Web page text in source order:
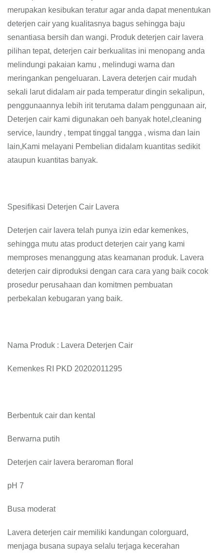
merupakan kesibukan teratur agar anda dapat menentukan
deterjen cair yang kualitasnya bagus sehingga baju
senantiasa bersih dan wangi. Produk deterjen cair lavera
pilihan tepat, deterjen cair berkualitas ini menopang anda
melindungi pakaian kamu , melindugi warna dan
meringankan pengeluaran. Lavera deterjen cair mudah
sekali larut didalam air pada temperatur dingin sekalipun,
penggunaannya lebih irit terutama dalam penggunaan air,
Deterjen cair kami digunakan oeh banyak hotel,cleaning
service, laundry , tempat tinggal tangga , wisma dan lain
lain,Kami melayani Pembelian didalam kuantitas sedikit
ataupun kuantitas banyak.
Spesifikasi Deterjen Cair Lavera
Deterjen cair lavera telah punya izin edar kemenkes,
sehingga mutu atas product deterjen cair yang kami
memproses menanggung atas keamanan produk. Lavera
deterjen cair diproduksi dengan cara cara yang baik cocok
prosedur perusahaan dan komitmen pembuatan
perbekalan kebugaran yang baik.
Nama Produk : Lavera Deterjen Cair
Kemenkes RI PKD 20202011295
Berbentuk cair dan kental
Berwarna putih
Deterjen cair lavera beraroman floral
pH 7
Busa moderat
Lavera deterjen cair memiliki kandungan colorguard,
menjaga busana supaya selalu terjaga kecerahan